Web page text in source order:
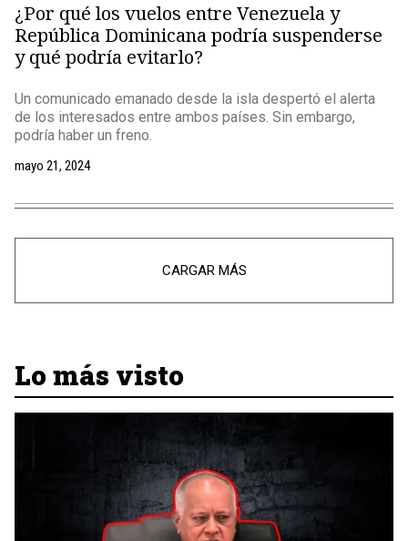
¿Por qué los vuelos entre Venezuela y
República Dominicana podría suspenderse
y qué podría evitarlo?
Un comunicado emanado desde la isla despertó el alerta
de los interesados entre ambos países. Sin embargo,
podría haber un freno.
mayo 21, 2024
CARGAR MÁS
Lo más visto